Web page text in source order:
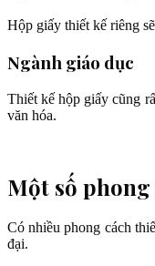
Hộp giấy thiết kế riêng
Ngành giáo dục
Thiết kế hộp giấy cũng
văn hóa.
Một số
Có nhiều phong cách
đại.